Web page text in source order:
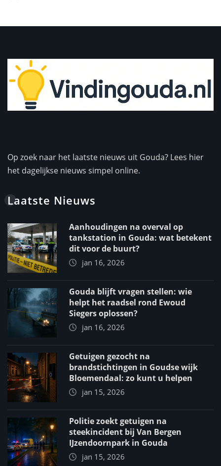
Op zoek naar het laatste nieuws uit Gouda? Lees hier
het dagelijkse nieuws simpel online.
Laatste Nieuws
Aanhoudingen na overval op
tankstation in Gouda: wat betekent
dit voor de buurt?
jan 16, 2026
Gouda blijft vragen stellen: wie
helpt het raadsel rond Ewoud
Siegers oplossen?
jan 16, 2026
Getuigen gezocht na
brandstichtingen in Goudse wijk
Bloemendaal: zo kunt u helpen
jan 15, 2026
Politie zoekt getuigen na
steekincident bij Van Bergen
IJzendoornpark in Gouda
jan 15, 2026